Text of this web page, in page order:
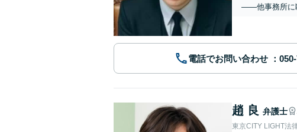
——他事務所に
電話でお問い合わせ
趙 良 弁護士
東京CITY LIGHT法